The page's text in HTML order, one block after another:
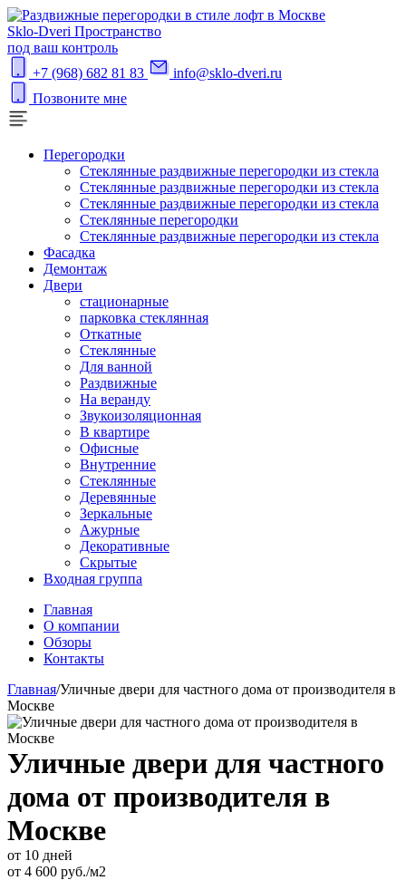
Sklo-Dveri Пространство
под ваш контроль
+7 (968) 682 81 83
info@sklo-dveri.ru
Позвоните мне
Перегородки
Стеклянные раздвижные перегородки из стекла
Стеклянные раздвижные перегородки из стекла
Стеклянные раздвижные перегородки из стекла
Стеклянные перегородки
Стеклянные раздвижные перегородки из стекла
Фасадка
Демонтаж
Двери
стационарные
парковка стеклянная
Откатные
Стеклянные
Для ванной
Раздвижные
На веранду
Звукоизоляционная
В квартире
Офисные
Внутренние
Стеклянные
Деревянные
Зеркальные
Ажурные
Декоративные
Скрытые
Входная группа
Главная
О компании
Обзоры
Контакты
Главная/Уличные двери для частного дома от производителя в
Москве
Уличные двери для частного
дома от производителя в
Москве
от 10 дней
от 4 600 руб./м2